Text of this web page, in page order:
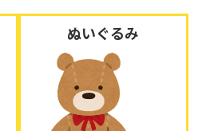
ぬいぐるみ